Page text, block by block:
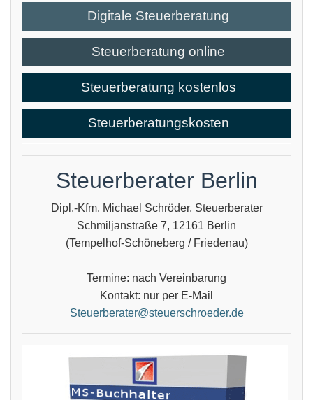
Digitale Steuerberatung
Steuerberatung online
Steuerberatung kostenlos
Steuerberatungskosten
Steuerberater Berlin
Dipl.-Kfm. Michael Schröder, Steuerberater
Schmiljanstraße 7, 12161 Berlin
(Tempelhof-Schöneberg / Friedenau)
Termine: nach Vereinbarung
Kontakt: nur per E-Mail
Steuerberater@steuerschroeder.de